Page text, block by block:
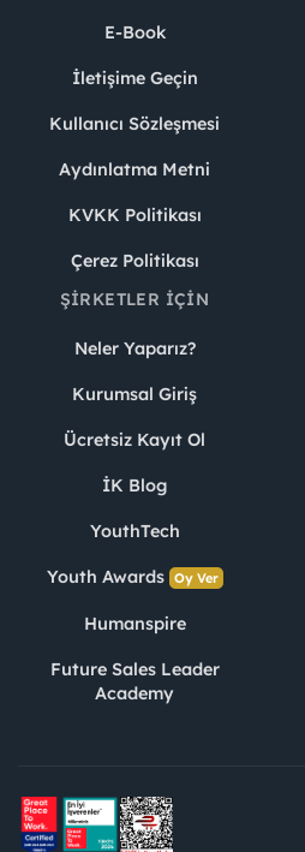
E-Book
İletişime Geçin
Kullanıcı Sözleşmesi
Aydınlatma Metni
KVKK Politikası
Çerez Politikası
ŞIRKETLER İÇIN
Neler Yaparız?
Kurumsal Giriş
Ücretsiz Kayıt Ol
İK Blog
YouthTech
Youth Awards Oy Ver
Humanspire
Future Sales Leader
Academy